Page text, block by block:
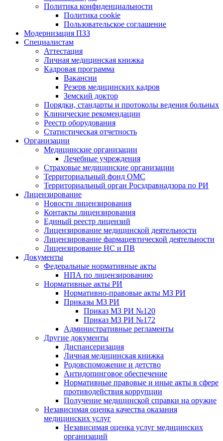
Политика конфиденциальности
Политика cookie
Пользовательское соглашение
Модернизация ПЗЗ
Специалистам
Аттестация
Личная медицинская книжка
Кадровая программа
Вакансии
Резерв медицинских кадров
Земский доктор
Порядки, стандарты и протоколы ведения больных
Клинические рекомендации
Реестр оборудования
Статистическая отчетность
Организации
Медицинские организации
Лечебные учреждения
Страховые медицинские организации
Территориальный фонд ОМС
Территориальный орган Росздравнадзора по РИ
Лицензирование
Новости лицензирования
Контакты лицензирования
Единый реестр лицензий
Лицензирование медицинской деятельности
Лицензирование фармацевтической деятельности
Лицензирование НС и ПВ
Документы
Федеральные нормативные акты
НПА по лицензированию
Нормативные акты РИ
Нормативно-правовые акты МЗ РИ
Приказы МЗ РИ
Приказ МЗ РИ №120
Приказ МЗ РИ №172
Административные регламенты
Другие документы
Диспансеризация
Личная медицинская книжка
Родовспоможение и детство
Антидопинговое обеспечение
Нормативные правовые и иные акты в сфере
противодействия коррупции
Получение медицинской справки на оружие
Независимая оценка качества оказания
медицинских услуг
Независимая оценка услуг медицинскиx
организаций